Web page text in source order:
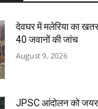
देवघर में मलेरिया का
40 जवानों की जांच
August 9, 2026
JPSC आंदोलन को